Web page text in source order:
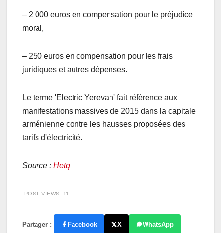
– 2 000 euros en compensation pour le préjudice
moral,
– 250 euros en compensation pour les frais
juridiques et autres dépenses.
Le terme 'Electric Yerevan' fait référence aux
manifestations massives de 2015 dans la capitale
arménienne contre les hausses proposées des
tarifs d'électricité.
Source : Hetq
POST VIEWS: 11
Partager : Facebook X WhatsApp